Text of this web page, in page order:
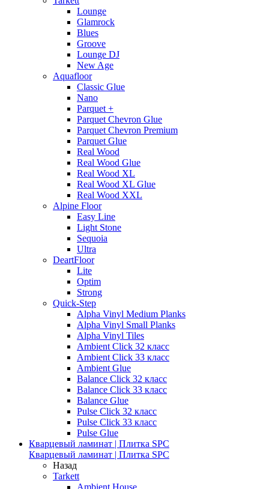
Lounge
Glamrock
Blues
Groove
Lounge DJ
New Age
Aquafloor
Classic Glue
Nano
Parquet +
Parquet Chevron Glue
Parquet Chevron Premium
Parquet Glue
Real Wood
Real Wood Glue
Real Wood XL
Real Wood XL Glue
Real Wood XXL
Alpine Floor
Easy Line
Light Stone
Sequoia
Ultra
DeartFloor
Lite
Optim
Strong
Quick-Step
Alpha Vinyl Medium Planks
Alpha Vinyl Small Planks
Alpha Vinyl Tiles
Ambient Click 32 класс
Ambient Click 33 класс
Ambient Glue
Balance Click 32 класс
Balance Click 33 класс
Balance Glue
Pulse Click 32 класс
Pulse Click 33 класс
Pulse Glue
Кварцевый ламинат | Плитка SPC
Кварцевый ламинат | Плитка SPC
Назад
Tarkett
Ambient House